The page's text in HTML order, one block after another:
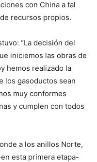
con China a tal
recursos propios.
“La decisión del
iniciemos las obras de
hemos realizado la
los gasoductos sean
muy conformes
y cumplen con todos
a los anillos Norte,
esta primera etapa-